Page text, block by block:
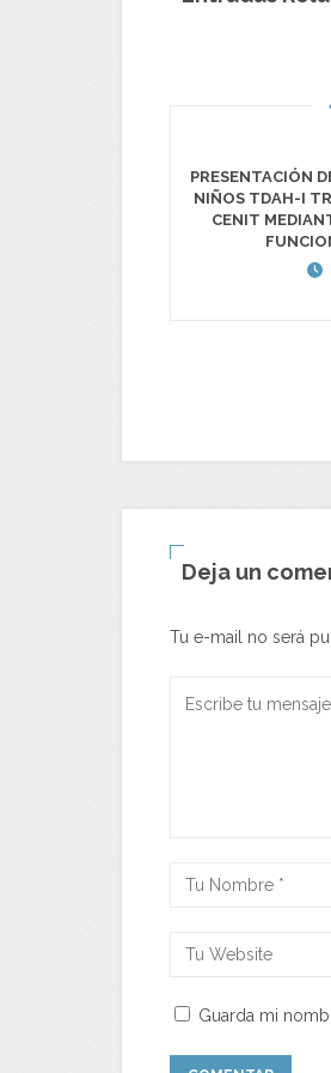
PRESENTACIÓN
NIÑOS TDAH-I
CENIT
Deja un
Tu e-mail no será
Guarda mi